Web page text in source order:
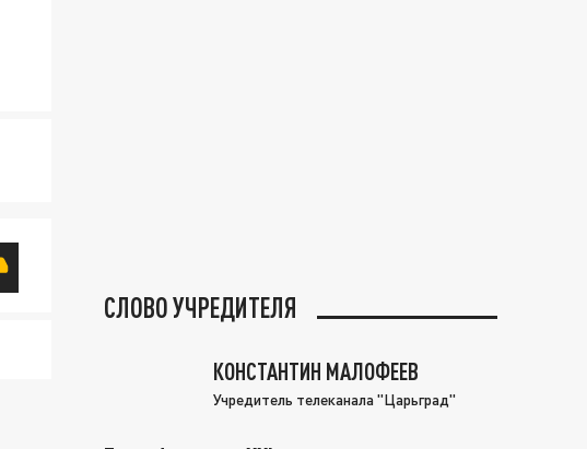
СЛОВО УЧРЕДИТЕЛЯ
КОНСТАНТИН МАЛОФЕЕВ
Учредитель телеканала "Царьград"